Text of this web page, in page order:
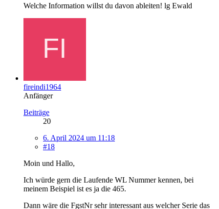
Welche Information willst du davon ableiten! lg Ewald
fireindi1964
Anfänger
Beiträge
20
6. April 2024 um 11:18
#18
Moin und Hallo,
Ich würde gern die Laufende WL Nummer kennen, bei
meinem Beispiel ist es ja die 465.
Dann wäre die FgstNr sehr interessant aus welcher Serie das